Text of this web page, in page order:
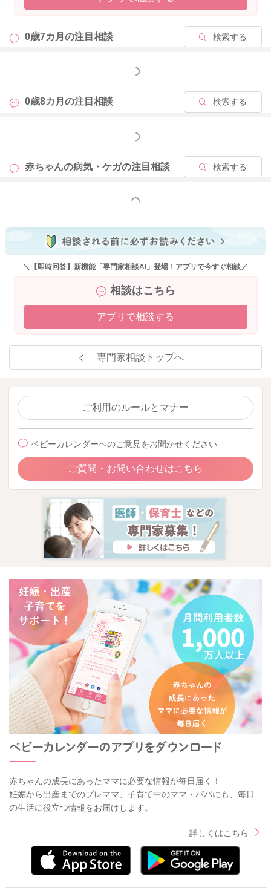
0歳7カ月の注目相談 検索する
もっと見る
0歳8カ月の注目相談 検索する
もっと見る
赤ちゃんの病気・ケガの注目相談 検索する
もっと見る
＼【即時回答】新機能「専門家相談AI」登場！アプリで今すぐ相談／
相談はこちら
アプリで相談する
専門家相談トップへ
ご利用のルールとマナー
ベビーカレンダーへのご意見をお聞かせください
ご質問・お問い合わせはこちら
赤ちゃんの成長にあったママに必要な情報が毎日届く！
妊娠から出産までのプレママ、子育て中のママ・パパにも、毎日
の生活に役立つ情報をお届けします。
詳しくはこちら